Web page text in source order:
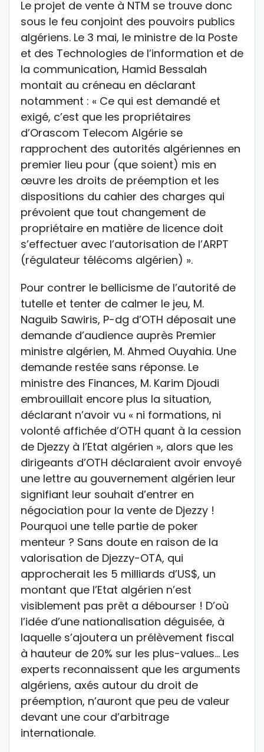
Le projet de vente à NTM se trouve donc
sous le feu conjoint des pouvoirs publics
algériens. Le 3 mai, le ministre de la Poste
et des Technologies de l’information et de
la communication, Hamid Bessalah
montait au créneau en déclarant
notamment : « Ce qui est demandé et
exigé, c’est que les propriétaires
d’Orascom Telecom Algérie se
rapprochent des autorités algériennes en
premier lieu pour (que soient) mis en
œuvre les droits de préemption et les
dispositions du cahier des charges qui
prévoient que tout changement de
propriétaire en matière de licence doit
s’effectuer avec l’autorisation de l’ARPT
(régulateur télécoms algérien) ».
Pour contrer le bellicisme de l’autorité de
tutelle et tenter de calmer le jeu, M.
Naguib Sawiris, P-dg d’OTH déposait une
demande d’audience auprès Premier
ministre algérien, M. Ahmed Ouyahia. Une
demande restée sans réponse. Le
ministre des Finances, M. Karim Djoudi
embrouillait encore plus la situation,
déclarant n’avoir vu « ni formations, ni
volonté affichée d’OTH quant à la cession
de Djezzy à l’Etat algérien », alors que les
dirigeants d’OTH déclaraient avoir envoyé
une lettre au gouvernement algérien leur
signifiant leur souhait d’entrer en
négociation pour la vente de Djezzy !
Pourquoi une telle partie de poker
menteur ? Sans doute en raison de la
valorisation de Djezzy-OTA, qui
approcherait les 5 milliards d’US$, un
montant que l’Etat algérien n’est
visiblement pas prêt a débourser ! D’où
l’idée d’une nationalisation déguisée, à
laquelle s’ajoutera un prélèvement fiscal
à hauteur de 20% sur les plus-values… Les
experts reconnaissent que les arguments
algériens, axés autour du droit de
préemption, n’auront que peu de valeur
devant une cour d’arbitrage
internationale.